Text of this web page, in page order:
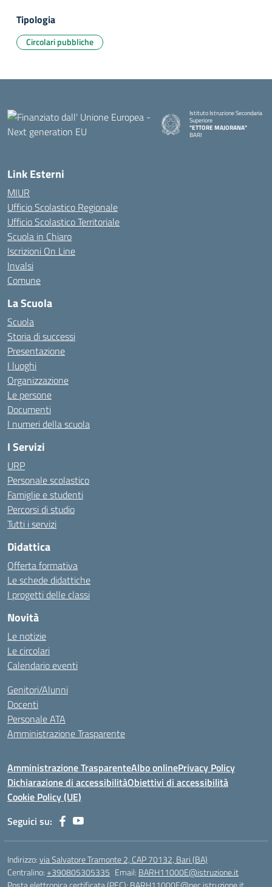
Tipologia
Circolari pubbliche
Istituto Istruzione Secondaria
Superiore
"ETTORE MAJORANA"
BARI
Link Esterni
MIUR
Ufficio Scolastico Regionale
Ufficio Scolastico Territoriale
Scuola in Chiaro
Iscrizioni On Line
Invalsi
Comune
La Scuola
Scuola
Storia di successi
Presentazione
I luoghi
Organizzazione
Le persone
Documenti
I numeri della scuola
I Servizi
URP
Personale scolastico
Famiglie e studenti
Percorsi di studio
Tutti i servizi
Didattica
Offerta formativa
Le schede didattiche
I progetti delle classi
Novità
Le notizie
Le circolari
Calendario eventi
Genitori/Alunni
Docenti
Personale ATA
Amministrazione Trasparente
Amministrazione TrasparenteAlbo onlinePrivacy Policy
Dichiarazione di accessibilitàObiettivi di accessibilità
Cookie Policy (UE)
Seguici su:
Indirizzo:via Salvatore Tramonte 2, CAP 70132, Bari (BA)
Centralino:+390805305335 Email: BARH11000E@istruzione.it